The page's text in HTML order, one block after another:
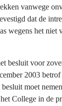
vanwege
dat de
wegens het niet
besluit voor
2003
moet
College in de